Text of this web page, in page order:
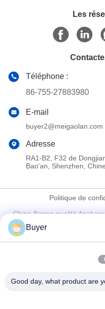
Les
Téléphone :
86-755-27883980
E-mail
buyer2@meigaolan.com
Adresse
RA1-B2, F32 de
Bao'an, Shenzhen, Chine
Politique de
Chine Bonne qualité
2023-2026 Shenzhen
Buyer
Good day, what product are